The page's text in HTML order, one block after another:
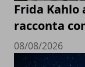
Frida Kahlo
racconta
08/08/2026